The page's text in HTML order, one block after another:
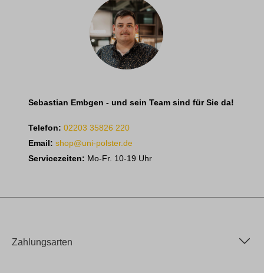
Sebastian Embgen - und sein Team sind für Sie da!
Telefon: 02203 35826 220
Email: shop@uni-polster.de
Servicezeiten: Mo-Fr. 10-19 Uhr
Zahlungsarten